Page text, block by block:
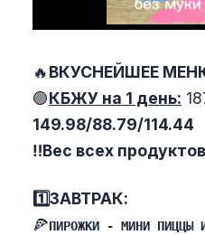
🔥ВКУСНЕЙШЕЕ
🟢КБЖУ на 1 день:
149.98/88.79/114.44
‼️Вес всех
1️⃣ЗАВТРАК:
🍕ПИРОЖКИ - МИНИ ПИЦЦЫ